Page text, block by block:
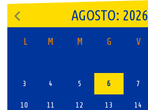
AGOSTO: 2026
L M M G V
3 4 5 6 7
10 11 12 13 14